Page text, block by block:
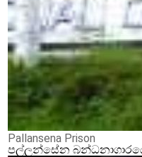
Pallansena Prison
පල්ලන්සේන